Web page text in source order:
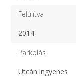
Felújítva
2014
Parkolás
Utcán ingyenes